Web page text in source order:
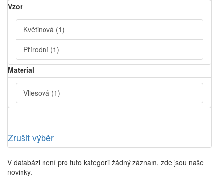
Vzor
Květinová (1)
Přírodní (1)
Material
Vliesová (1)
Zrušit výběr
V databázi není pro tuto kategorii žádný záznam, zde jsou naše
novinky.